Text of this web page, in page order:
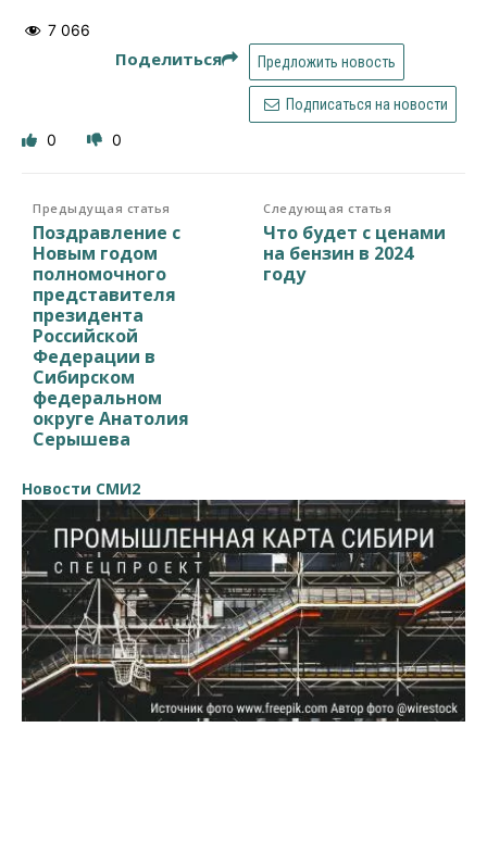
7 066
Поделиться Предложить новость
Подписаться на новости
0 0
Предыдущая статья
Поздравление с
Новым годом
полномочного
представителя
президента
Российской
Федерации в
Сибирском
федеральном
округе Анатолия
Серышева
Следующая статья
Что будет с ценами
на бензин в 2024
году
Новости СМИ2